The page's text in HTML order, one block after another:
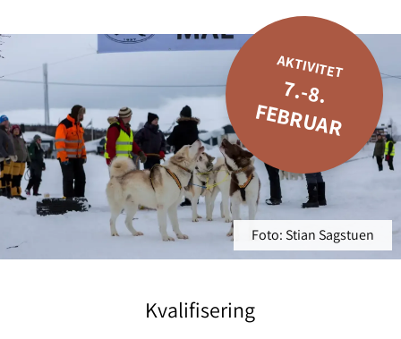
AKTIVITET
7
.-8
.
F
E
B
R
U
A
R
Foto: Stian Sagstuen
Kvalifisering